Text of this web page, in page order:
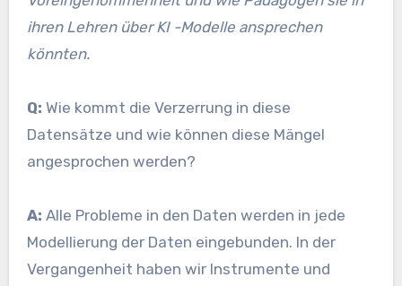
ihren Lehren über KI -Modelle ansprechen
könnten.
Q: Wie kommt die Verzerrung in diese
Datensätze und wie können diese Mängel
angesprochen werden?
A: Alle Probleme in den Daten werden in jede
Modellierung der Daten eingebunden. In der
Vergangenheit haben wir Instrumente und